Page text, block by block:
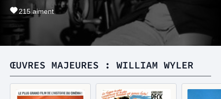
215 aiment
ŒUVRES MAJEURES : WILLIAM WYLER